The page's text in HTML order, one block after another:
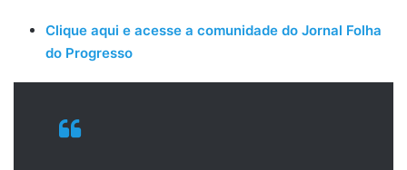
Clique aqui e acesse a comunidade do Jornal Folha
do Progresso